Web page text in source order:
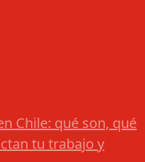
Chile: qué son, qué
tu trabajo y